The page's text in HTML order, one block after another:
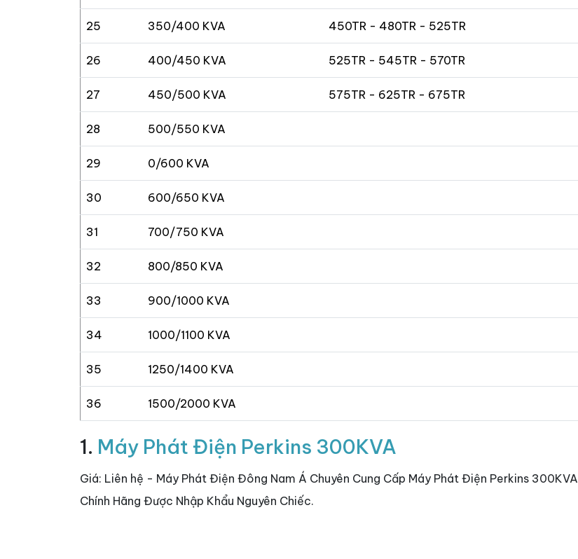
25 350/400 KVA 450TR - 480TR - 525TR
26 400/450 KVA 525TR - 545TR - 570TR
27 450/500 KVA 575TR - 625TR - 675TR
28 500/550 KVA
29 0/600 KVA
30 600/650 KVA
31 700/750 KVA
32 800/850 KVA
33 900/1000 KVA
34 1000/1100 KVA
35 1250/1400 KVA
36 1500/2000 KVA
1. Máy Phát Điện Perkins 300KVA
Giá: Liên hệ - Máy Phát Điện Đông Nam Á Chuyên Cung Cấp Máy Phát Điện Perkins 300KVA
Chính Hãng Được Nhập Khẩu Nguyên Chiếc.